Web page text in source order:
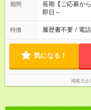
期間
長期【ご応募か
即日～
特徴 履歴書不要 / 電
気になる！
掲載元企